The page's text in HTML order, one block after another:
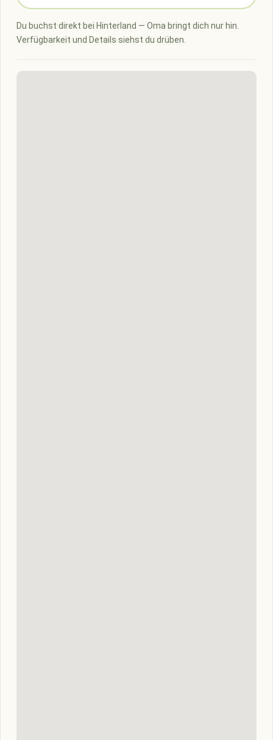
Du buchst direkt bei Hinterland — Oma bringt dich nur hin.
Verfügbarkeit und Details siehst du drüben.